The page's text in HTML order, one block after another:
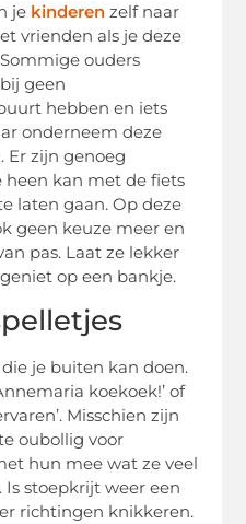
je kinderen zelf naar
vrienden als je deze
ouders
geen
hebben en iets
onderneem deze
Er zijn genoeg
heen kan met de fiets
laten gaan. Op deze
geen keuze meer en
pas. Laat ze lekker
op een bankje.
je buiten kan doen.
koekoek!’ of
Misschien zijn
oubollig voor
hun mee wat ze veel
Is stoepkrijt weer een
richtingen knikkeren.